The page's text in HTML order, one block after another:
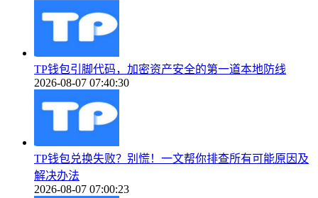
TP钱包引脚代码，加密资产安全的第一道本地防线
2026-08-07 07:40:30
TP钱包兑换失败？别慌！一文帮你排查所有可能原因及
解决办法
2026-08-07 07:00:23